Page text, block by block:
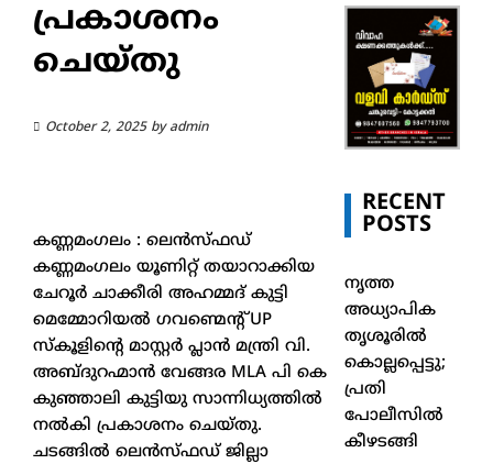
പ്രകാശനം
ചെയ്തു
October 2, 2025by admin
കണ്ണമംഗലം : ലെൻസ്ഫഡ്
കണ്ണമംഗലം യൂണിറ്റ് തയാറാക്കിയ
ചേറൂർ ചാക്കീരി അഹമ്മദ് കുട്ടി
മെമ്മോറിയൽ ഗവണ്മെന്റ് UP
സ്കൂളിന്റെ മാസ്റ്റർ പ്ലാൻ മന്ത്രി വി.
അബ്ദുറഹ്മാൻ വേങ്ങര MLA പി കെ
കുഞ്ഞാലി കുട്ടിയു സാന്നിധ്യത്തിൽ
നൽകി പ്രകാശനം ചെയ്തു.
ചടങ്ങിൽ ലെൻസ്ഫഡ് ജില്ലാ
RECENT
POSTS
നൃത്ത
അധ്യാപിക
തൃശൂരിൽ
കൊല്ലപ്പെട്ടു;
പ്രതി
പോലീസിൽ
കീഴടങ്ങി